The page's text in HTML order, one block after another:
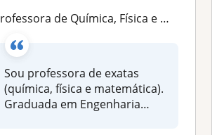
Professora de Química, Física e Matemática. Formada em Engenharia Química e atualmente mestranda em Engenharia Química. Aulas desc
Sou professora de exatas
(química, física e matemática).
Graduada em Engenharia